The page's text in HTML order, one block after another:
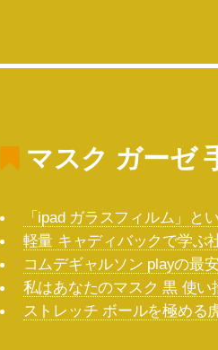
マスク ガーゼ
「ipad ガラスフィルム」と
軽量 キャディバックで学ぶ
コムデギャルソン playの最
私はあなたのマスク 黒 使い
ストレッチ ボールを極める